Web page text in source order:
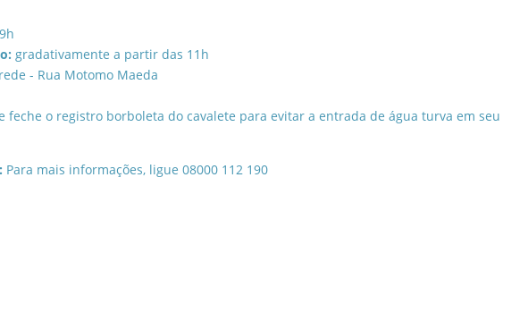
9h
gradativamente a partir das 11h
- Rua Motomo Maeda
feche o registro borboleta do cavalete para evitar a entrada de água turva em seu
Para mais informações, ligue 08000 112 190